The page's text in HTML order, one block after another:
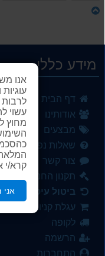
אנו
לרבות
עשוי
מחוץ
המלאה
קרא/י
אני
מידע כללי
דף הבית
אודותינו
מבצעים
שאלות נפוצות
צור קשר
תקנון החנות
ביטול עיסקה
עגלת קניות
לקופה
הרשמה
התחברות